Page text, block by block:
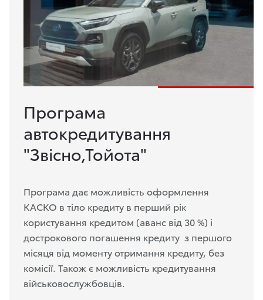
Програма
автокредитування
"Звісно,Тойота"
Програма дає можливість оформлення
КАСКО в тіло кредиту в перший рік
користування кредитом (аванс від 30 %) і
дострокового погашення кредиту з першого
місяця від моменту отримання кредиту, без
комісії. Також є можливість кредитування
військовослужбовців.